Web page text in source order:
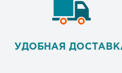
УДОБНАЯ